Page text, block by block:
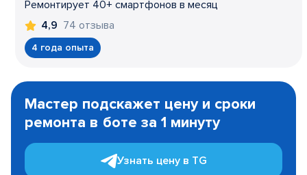
Ремонтирует 40+ смартфонов в месяц
4,9 74 отзыва
4 года опыта
1
Мастер подскажет цену и сроки
ремонта в боте за 1 минуту
Узнать цену в TG